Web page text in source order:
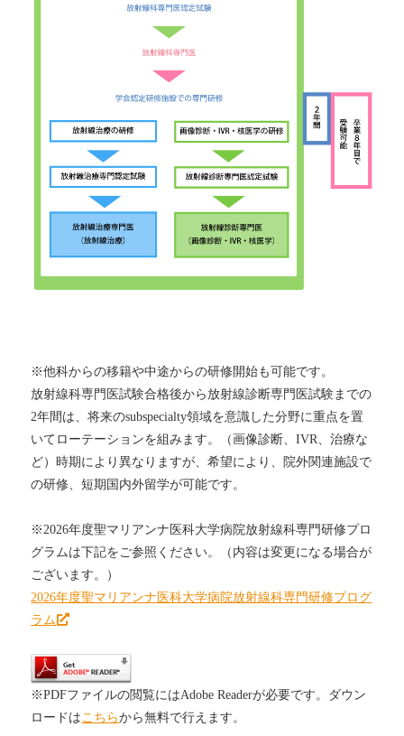
※他科からの移籍や中途からの研修開始も可能です。
放射線科専門医試験合格後から放射線診断専門医試験までの
2年間は、将来のsubspecialty領域を意識した分野に重点を置
いてローテーションを組みます。（画像診断、IVR、治療な
ど）時期により異なりますが、希望により、院外関連施設で
の研修、短期国内外留学が可能です。
※2026年度聖マリアンナ医科大学病院放射線科専門研修プロ
グラムは下記をご参照ください。（内容は変更になる場合が
ございます。）
2026年度聖マリアンナ医科大学病院放射線科専門研修プログ
ラム
※PDFファイルの閲覧にはAdobe Readerが必要です。ダウン
ロードはこちらから無料で行えます。